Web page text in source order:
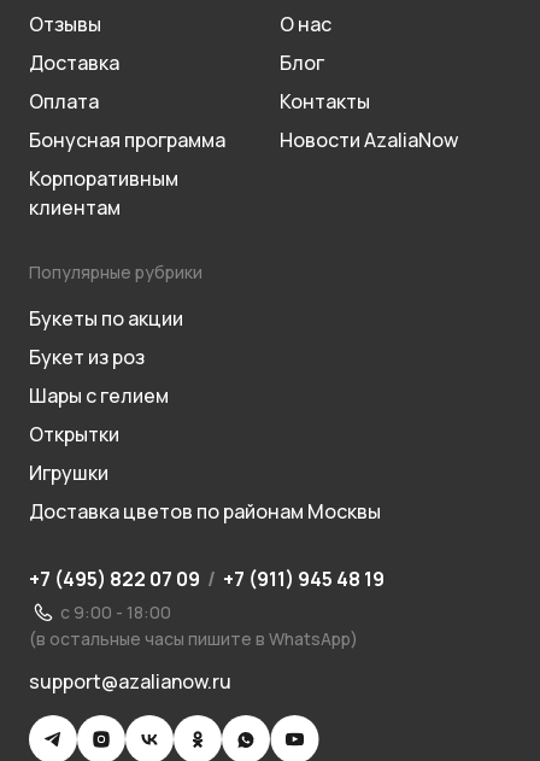
Отзывы
Доставка
Оплата
Бонусная программа
Корпоративным
клиентам
О нас
Блог
Контакты
Новости AzaliaNow
Популярные рубрики
Букеты по акции
Букет из роз
Шары с гелием
Открытки
Игрушки
Доставка цветов по районам Москвы
+7 (495) 822 07 09 / +7 (911) 945 48 19
с 9:00 - 18:00
(в остальные часы пишите в WhatsApp)
support@azalianow.ru